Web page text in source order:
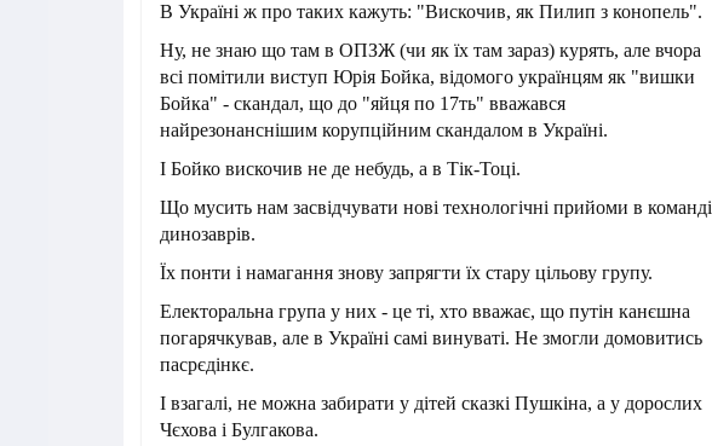
В Україні ж про таких кажуть: "Вискочив, як Пилип з конопель".
Ну, не знаю що там в ОПЗЖ (чи як їх там зараз) курять, але вчора
всі помітили виступ Юрія Бойка, відомого українцям як "вишки
Бойка" - скандал, що до "яйця по 17ть" вважався
найрезонанснішим корупційним скандалом в Україні.
І Бойко вискочив не де небудь, а в Тік-Тоці.
Що мусить нам засвідчувати нові технологічні прийоми в команді
динозаврів.
Їх понти і намагання знову запрягти їх стару цільову групу.
Електоральна група у них - це ті, хто вважає, що путін канєшна
погарячкував, але в Україні самі винуваті. Не змогли домовитись
пасрєдінкє.
І взагалі, не можна забирати у дітей сказкі Пушкіна, а у дорослих
Чєхова і Булгакова.